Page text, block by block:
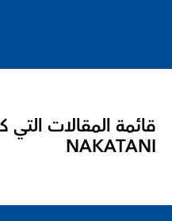
قائمة المقالات التي
NAKATANI